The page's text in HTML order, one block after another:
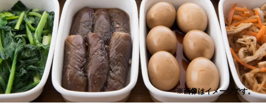
※画像はイメージです。